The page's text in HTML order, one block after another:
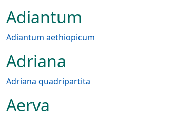
Adiantum
Adiantum aethiopicum
Adriana
Adriana quadripartita
Aerva